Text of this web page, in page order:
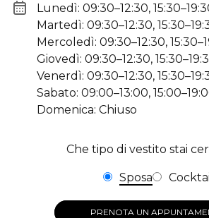
Lunedì: 09:30–12:30,
Martedì: 09:30–12:30,
Mercoledì: 09:30–12:30,
Giovedì: 09:30–12:30,
Venerdì: 09:30–12:30,
Sabato: 09:00–13:00,
Domenica: Chiuso
Che tipo di vestito stai
Sposa Cocktail
PRENOTA UN